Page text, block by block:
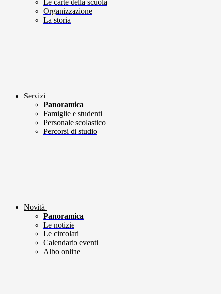
Le carte della scuola
Organizzazione
La storia
Servizi
Panoramica
Famiglie e studenti
Personale scolastico
Percorsi di studio
Novità
Panoramica
Le notizie
Le circolari
Calendario eventi
Albo online